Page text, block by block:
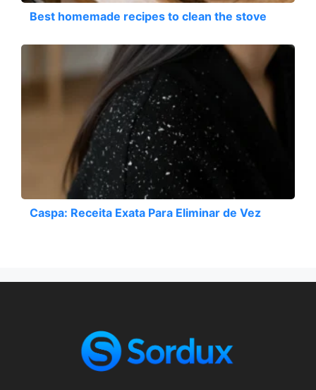
Best homemade recipes to clean the stove
Caspa: Receita Exata Para Eliminar de Vez